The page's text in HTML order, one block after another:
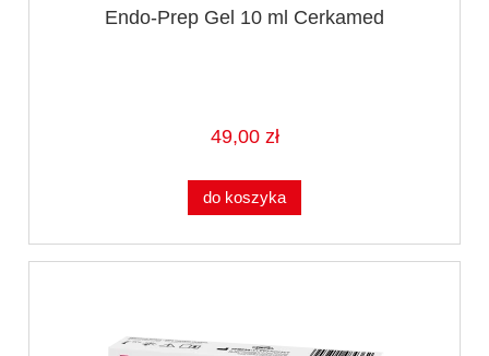
Endo-Prep Gel 10 ml Cerkamed
49,00 zł
do koszyka